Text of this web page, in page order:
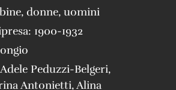
, donne, uomini
1900-1932
Adele Peduzzi-Belgeri,
Antonietti,Alina